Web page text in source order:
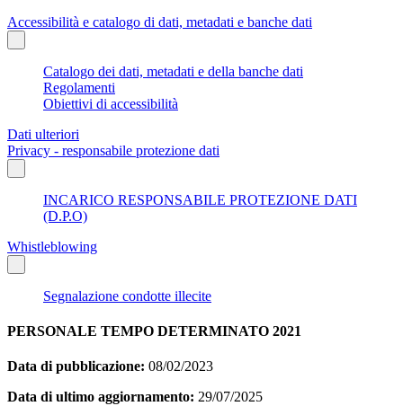
Accessibilità e catalogo di dati, metadati e banche dati
Catalogo dei dati, metadati e della banche dati
Regolamenti
Obiettivi di accessibilità
Dati ulteriori
Privacy - responsabile protezione dati
INCARICO RESPONSABILE PROTEZIONE DATI
(D.P.O)
Whistleblowing
Segnalazione condotte illecite
PERSONALE TEMPO DETERMINATO 2021
Data di pubblicazione: 08/02/2023
Data di ultimo aggiornamento: 29/07/2025